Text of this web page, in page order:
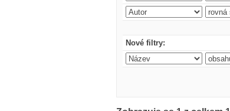
Nové filtry: